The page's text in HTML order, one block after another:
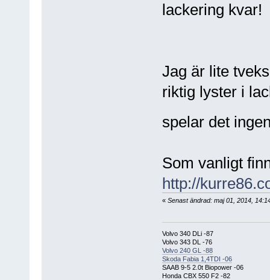
lackering kvar!
Jag är lite
riktig lyster i
spelar det
Som vanligt
http://
« Senast ändrad: maj 01, 2014,
Volvo 340 DLi -87
Volvo 343 DL -76
Volvo 240 GL -88
Skoda Fabia 1,4TDI -06
SAAB 9-5 2.0t Biopower -06
Honda CBX 550 F2 -82